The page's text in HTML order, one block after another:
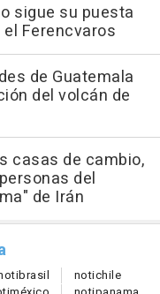
sigue su puesta
Ferencvaros
de Guatemala
del volcán de
casas de cambio,
del
de Irán
brasil notichile